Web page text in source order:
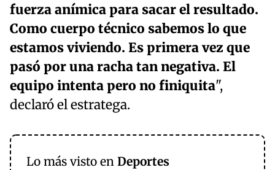
fuerza anímica para sacar el resultado.
Como cuerpo técnico sabemos lo que
estamos viviendo. Es primera vez que
pasó por una racha tan negativa. El
equipo intenta pero no finiquita",
declaró el estratega.
Lo más visto en Deportes